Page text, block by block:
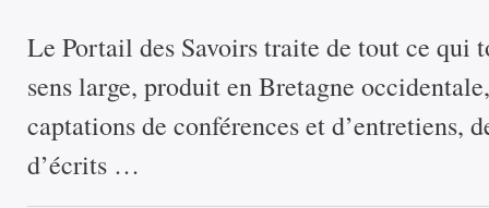
Le Portail des Savoirs traite de tout ce qui
sens large, produit en Bretagne
captations de conférences et d’entretiens,
d’écrits …